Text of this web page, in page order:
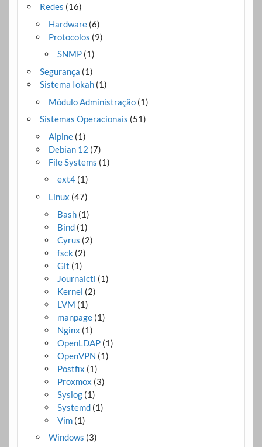
Redes (16)
Hardware(6)
Protocolos (9)
SNMP (1)
Segurança (1)
Sistema Iokah(1)
Módulo Administração(1)
Sistemas Operacionais (51)
Alpine(1)
Debian 12 (7)
File Systems (1)
ext4 (1)
Linux (47)
Bash (1)
Bind (1)
Cyrus (2)
fsck (2)
Git (1)
Journalctl (1)
Kernel (2)
LVM (1)
manpage (1)
Nginx (1)
OpenLDAP (1)
OpenVPN (1)
Postfix (1)
Proxmox (3)
Syslog (1)
Systemd (1)
Vim (1)
Windows (3)